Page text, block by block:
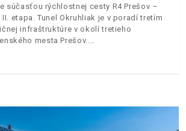
súčasťou rýchlostnej cesty R4 Prešov –
etapa. Tunel Okruhliak je v poradí tretím
infraštruktúre v okolí tretieho
mesta Prešov.